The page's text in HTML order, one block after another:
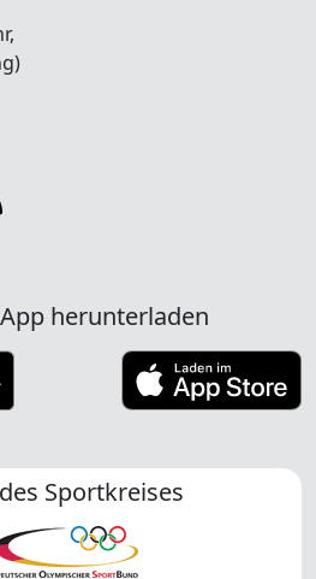
herunterladen
Sportkreises